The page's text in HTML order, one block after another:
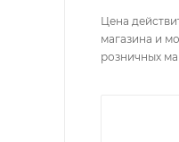
Цена
магазина и
розничных